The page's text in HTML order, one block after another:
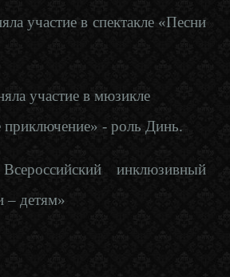
участие в спектакле «Песни
участие в мюзикле
- роль Динь.
инклюзивный
– детям»